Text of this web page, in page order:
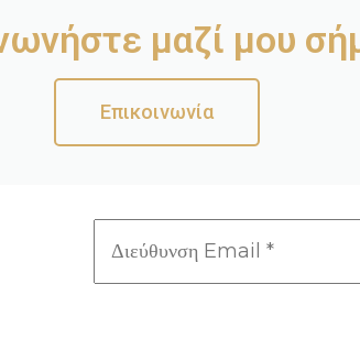
μαζί μου
Επικοινωνία